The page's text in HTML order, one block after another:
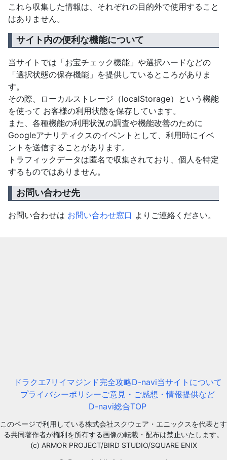
これら収集した情報は、それぞれの目的外で使用すること
はありません。
サイト内の便利な機能について
当サイトでは「お宝チェック機能」や選択ハードなどの
「選択状態の保存機能」を提供しているところがありま
す。
その際、ローカルストレージ（localStorage）という機能
を使って お客様の利用状態を保存しています。
また、各種機能の利用状況の調査や機能改善のために
Googleアナリティクスのイベントとして、利用時にイベ
ントを送信することがあります。
トラフィックデータは匿名で収集されており、個人を特定
するものではありません。
お問い合わせ先
お問い合わせは お問い合わせ窓口 よりご連絡ください。
ドラクエ7リイマジンド完全攻略D-navi当サイトについて
プライバシーポリシーご意見・ご感想・情報提供など
D-navi総合TOP
このページで利用している株式会社スクウェア・エニックスを代表とす
る共同著作者が権利を所有する画像の転載・配布は禁止いたします。
(c) ARMOR PROJECT/BIRD STUDIO/SQUARE ENIX